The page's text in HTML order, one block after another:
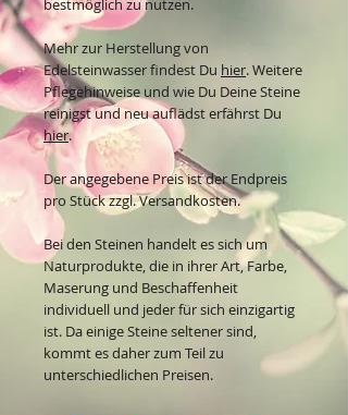
Mehr zur Herstellung von
Edelsteinwasser findest Du hier. Weitere
Pflegehinweise und wie Du Deine Steine
reinigst und neu auflädst erfährst Du
hier.
Der angegebene Preis ist der Endpreis
pro Stück zzgl. Versandkosten.
Bei den Steinen handelt es sich um
Naturprodukte, die in ihrer Art, Farbe,
Maserung und Beschaffenheit
individuell und jeder für sich einzigartig
ist. Da einige Steine seltener sind,
kommt es daher zum Teil zu
unterschiedlichen Preisen.